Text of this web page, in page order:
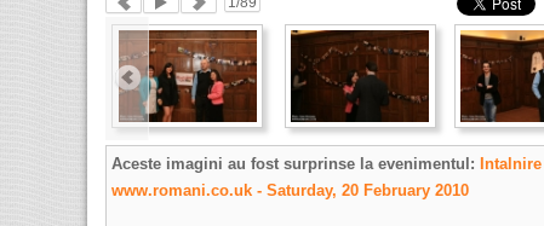
Aceste imagini au fost surprinse la evenimentul:
www.romani.co.uk - Saturday, 20 February 2010